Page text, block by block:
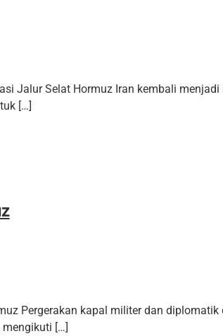
Jalur Selat Hormuz Iran kembali
[…]
Pergerakan kapal militer dan
[…]